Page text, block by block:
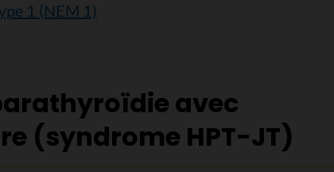
1 (NEM 1)
avec
(syndrome HPT-JT)